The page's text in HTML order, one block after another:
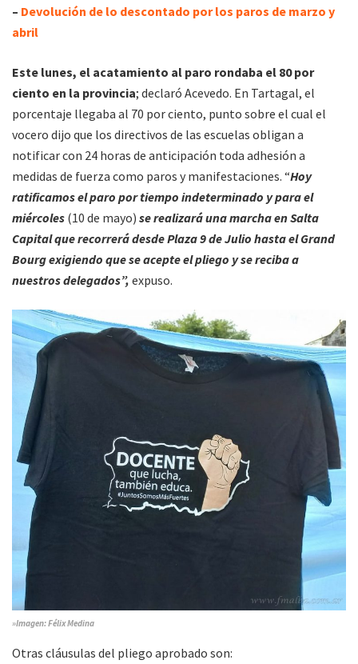
– Devolución de lo descontado por los paros de marzo y
abril
Este lunes, el acatamiento al paro rondaba el 80 por
ciento en la provincia; declaró Acevedo. En Tartagal, el
porcentaje llegaba al 70 por ciento, punto sobre el cual el
vocero dijo que los directivos de las escuelas obligan a
notificar con 24 horas de anticipación toda adhesión a
medidas de fuerza como paros y manifestaciones. “Hoy
ratificamos el paro por tiempo indeterminado y para el
miércoles (10 de mayo) se realizará una marcha en Salta
Capital que recorrerá desde Plaza 9 de Julio hasta el Grand
Bourg exigiendo que se acepte el pliego y se reciba a
nuestros delegados”, expuso.
»Imagen: Félix Medina
Otras cláusulas del pliego aprobado son: